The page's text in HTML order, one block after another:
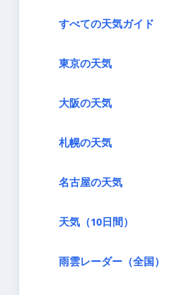
すべての天気ガイド
東京の天気
大阪の天気
札幌の天気
名古屋の天気
天気（10日間）
雨雲レーダー（全国）